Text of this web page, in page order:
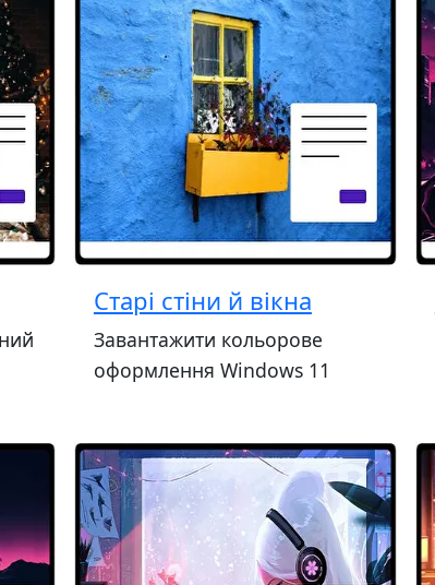
Старі стіни й вікна
Завантажити кольорове
оформлення Windows 11